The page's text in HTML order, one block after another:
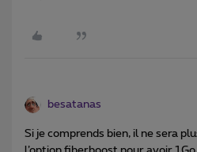
besatanas
Si je comprends bien, il ne sera